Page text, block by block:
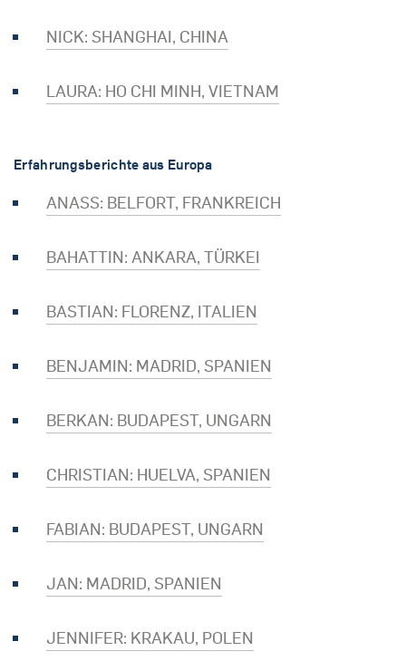
NICK: SHANGHAI, CHINA
LAURA: HO CHI MINH, VIETNAM
Erfahrungsberichte aus Europa
ANASS: BELFORT, FRANKREICH
BAHATTIN: ANKARA, TÜRKEI
BASTIAN: FLORENZ, ITALIEN
BENJAMIN: MADRID, SPANIEN
BERKAN: BUDAPEST, UNGARN
CHRISTIAN: HUELVA, SPANIEN
FABIAN: BUDAPEST, UNGARN
JAN: MADRID, SPANIEN
JENNIFER: KRAKAU, POLEN